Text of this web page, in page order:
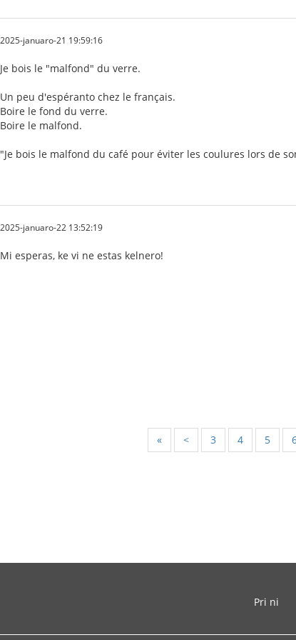
2025-januaro-21 19:59:16
Je bois le "malfond" du verre.
Un peu d'espéranto chez le français.
Boire le fond du verre.
Boire le malfond.
"Je bois le malfond du café pour éviter les coulures lors de
2025-januaro-22 13:52:19
Mi esperas, ke vi ne estas kelnero!
« < 3 4 5
Pri ni